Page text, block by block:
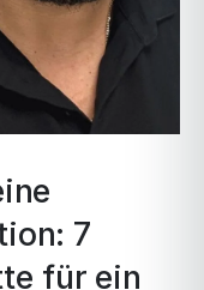
7
für ein